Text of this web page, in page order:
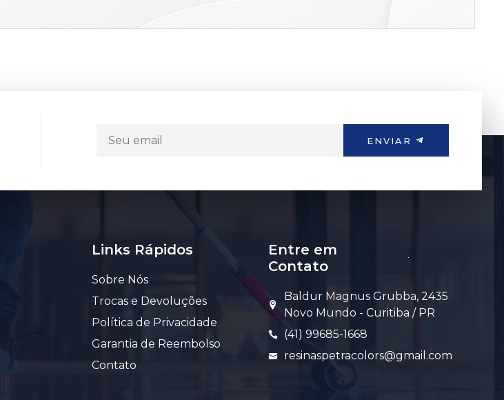
ENVIAR
Links Rápidos
Sobre Nós
Trocas e Devoluções
Política de Privacidade
Garantia de Reembolso
Contato
Entre em
Contato
Baldur Magnus Grubba, 2435
Novo Mundo - Curitiba / PR
(41) 99685-1668
resinaspetracolors@gmail.com